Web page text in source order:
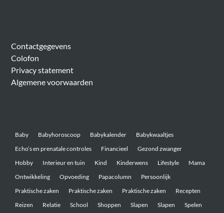
Contactgegevens
Colofon
Privacy statement
Algemene voorwaarden
Baby Babyhoroscoop Babykalender
Babykwaaltjes
Echo’s en prenatale controles
Financieel
Gezond zwanger
Hobby
Interieur en tuin Kind Kinderwens Lifestyle
Mama
Ontwikkeling
Opvoeding Papacolumn
Persoonlijk
Praktische zaken
Praktische zaken Praktische zaken
Recepten
Reizen
Relatie School Shoppen Slapen Slapen
Spelen